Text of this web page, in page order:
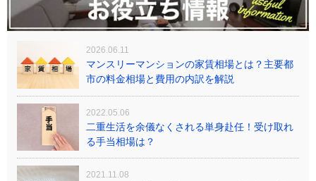
2026.06.11
マンスリーマンションの家賃相場とは？主要都
市の料金相場と費用の内訳を解説
2022.05.06
二重生活を余儀なくされる単身赴任！受け取れ
る手当相場は？
2021.11.08